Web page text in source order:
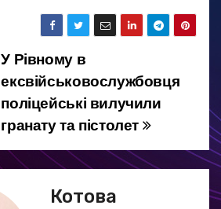
У Рівному в
ексвійськовослужбовця
поліцейські вилучили
гранату та пістолет
Котова